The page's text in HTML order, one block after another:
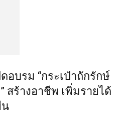
อบรม “กระเป๋าถักรักษ์
สร้างอาชีพ เพิ่มรายได้
น